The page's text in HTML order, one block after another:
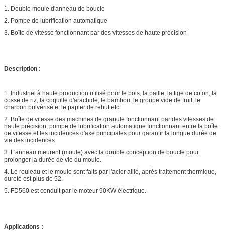
1. Double moule d'anneau de boucle
2. Pompe de lubrification automatique
3. Boîte de vitesse fonctionnant par des vitesses de haute précision
Description :
1. Industriel à haute production utilisé pour le bois, la paille, la tige de coton, la
cosse de riz, la coquille d'arachide, le bambou, le groupe vide de fruit, le
charbon pulvérisé et le papier de rebut etc.
2. Boîte de vitesse des machines de granule fonctionnant par des vitesses de
haute précision, pompe de lubrification automatique fonctionnant entre la boîte
de vitesse et les incidences d'axe principales pour garantir la longue durée de
vie des incidences.
3. L'anneau meurent (moule) avec la double conception de boucle pour
prolonger la durée de vie du moule.
4. Le rouleau et le moule sont faits par l'acier allié, après traitement thermique,
dureté est plus de 52.
5. FD560 est conduit par le moteur 90KW électrique.
Applications :